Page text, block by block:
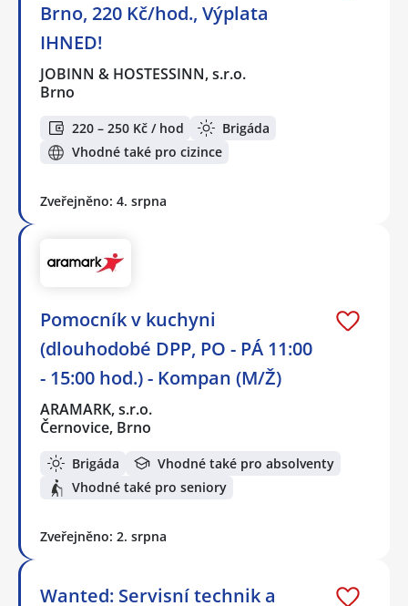
Brno, 220 Kč/hod., Výplata
IHNED!
JOBINN & HOSTESSINN, s.r.o.
Brno
220 – 250 Kč / hod
Brigáda
Vhodné také pro cizince
Zveřejněno: 4. srpna
Pomocník v kuchyni
(dlouhodobé DPP, PO - PÁ 11:00
- 15:00 hod.) - Kompan (M/Ž)
ARAMARK, s.r.o.
Černovice, Brno
Brigáda
Vhodné také pro absolventy
Vhodné také pro seniory
Zveřejněno: 2. srpna
Wanted: Servisní technik a